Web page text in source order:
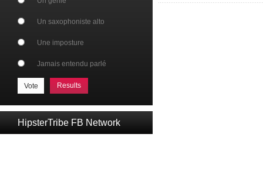
Un saxophoniste alto
Une imposture
Jamais entendu parlé
Results
HipsterTribe FB Network